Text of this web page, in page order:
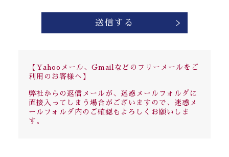
【Yahooメール、Gmailなどのフリーメールをご
利用のお客様へ】
弊社からの返信メールが、迷惑メールフォルダに
直接入ってしまう場合がございますので、迷惑メ
ールフォルダ内のご確認もよろしくお願いしま
す。